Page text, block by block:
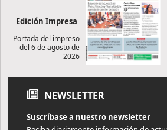
Edición Impresa
Portada del impreso
del 6 de agosto de
2026
NEWSLETTER
Suscríbase a nuestro newsletter